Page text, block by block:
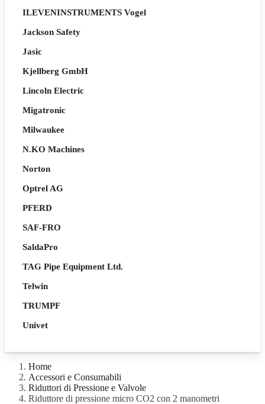
ILEVENINSTRUMENTS Vogel
Jackson Safety
Jasic
Kjellberg GmbH
Lincoln Electric
Migatronic
Milwaukee
N.KO Machines
Norton
Optrel AG
PFERD
SAF-FRO
SaldaPro
TAG Pipe Equipment Ltd.
Telwin
TRUMPF
Univet
Home
Accessori e Consumabili
Riduttori di Pressione e Valvole
Riduttore di pressione micro CO2 con 2 manometri